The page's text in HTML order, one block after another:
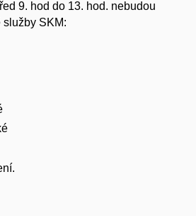
9. hod do 13. hod. nebudou
SKM: